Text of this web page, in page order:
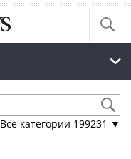
Все категории 199231 ▼